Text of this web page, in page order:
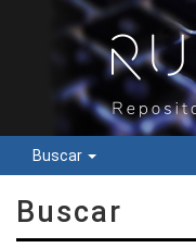
Buscar
Buscar